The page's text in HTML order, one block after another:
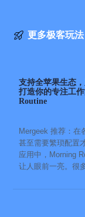
更多极客玩法
支持全苹果生态
打造你的专注工
Routine
Mergeek 推荐：在
甚至需要繁琐配置
应用中，Morning
让人眼前一亮。很